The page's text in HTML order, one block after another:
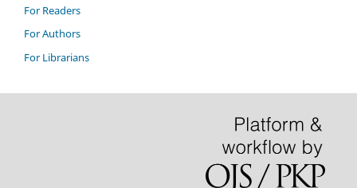
For Readers
For Authors
For Librarians